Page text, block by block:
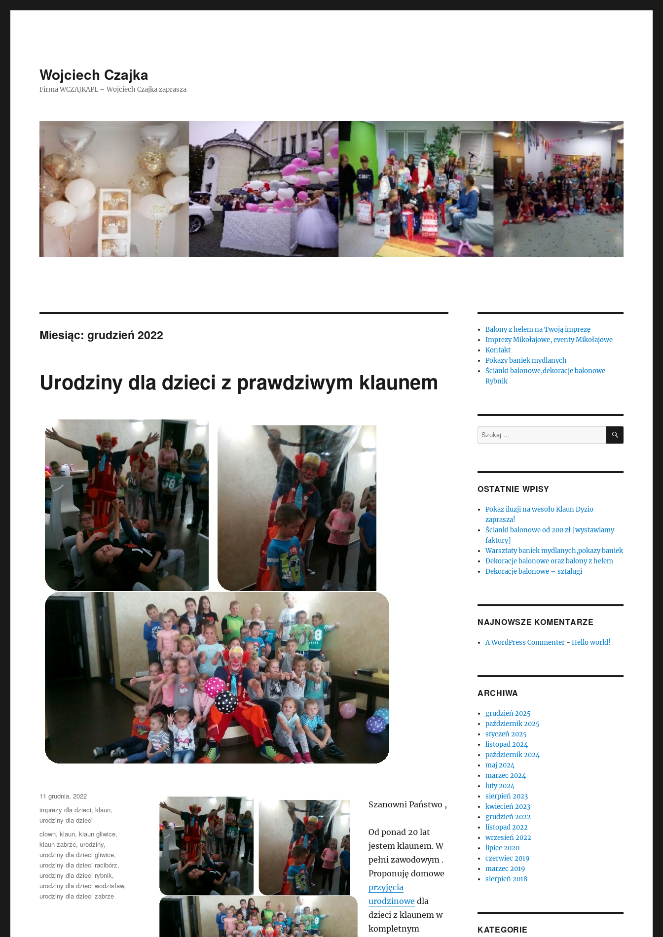
Wojciech Czajka
Firma WCZAJKAPL – Wojciech Czajka zaprasza
Miesiąc:grudzień 2022
Urodziny dla dzieci z prawdziwym klaunem
Szanowni Państwo ,
Od ponad 20 lat
jestem klaunem. W
pełni zawodowym .
Proponuję domowe
przyjęcia
urodzinowe dla
dzieci z klaunem w
kompletnym
Data
publikacji
11 grudnia, 2022
Kategorie
imprezy dla dzieci,klaun,
urodziny dla dzieci
Tagi
clown,klaun,klaun gliwice,
klaun zabrze, urodziny,
urodziny dla dzieci gliwice,
urodziny dla dzieci racibórz,
urodziny dla dzieci rybnik,
urodziny dla dzieci wodzisław,
urodziny dla dzieci zabrze
Balony z helem na Twoją imprezę
Imprezy Mikołajowe, eventy Mikołajowe
Kontakt
Pokazy baniek mydlanych
Ścianki balonowe,dekoracje balonowe
Rybnik
Szukaj: SZUKAJ
OSTATNIE WPISY
Pokaz iluzji na wesoło Klaun Dyzio
zaprasza!
Ścianki balonowe od 200 zł [wystawiamy
faktury]
Warsztaty baniek mydlanych,pokazy baniek
Dekoracje balonowe oraz balony z helem
Dekoracje balonowe – sztalugi
NAJNOWSZE KOMENTARZE
A WordPress Commenter -Hello world!
ARCHIWA
grudzień 2025
październik 2025
styczeń 2025
listopad 2024
październik 2024
maj 2024
marzec 2024
luty 2024
sierpień 2023
kwiecień 2023
grudzień 2022
listopad 2022
wrzesień 2022
lipiec 2020
czerwiec 2019
marzec 2019
sierpień 2018
KATEGORIE